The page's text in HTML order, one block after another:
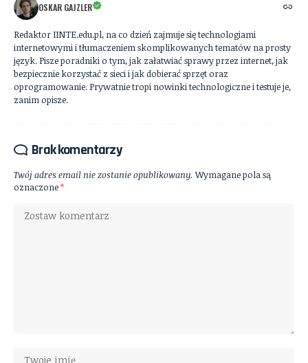
OSKAR GAJZLER
Redaktor IINTE.edu.pl, na co dzień zajmuje się technologiami
internetowymi i tłumaczeniem skomplikowanych tematów na prosty
język. Pisze poradniki o tym, jak załatwiać sprawy przez internet, jak
bezpiecznie korzystać z sieci i jak dobierać sprzęt oraz
oprogramowanie. Prywatnie tropi nowinki technologiczne i testuje je,
zanim opisze.
Brak komentarzy
Twój adres email nie zostanie opublikowany. Wymagane pola są
oznaczone*